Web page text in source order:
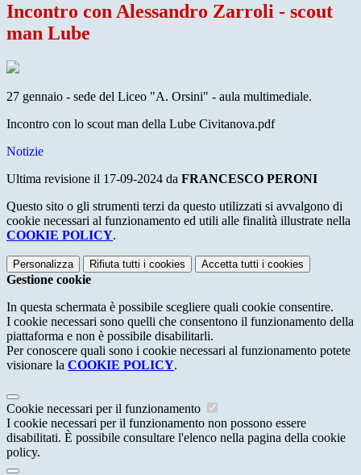
Incontro con Alessandro Zarroli - scout
man Lube
27 gennaio - sede del Liceo "A. Orsini" - aula multimediale.
Incontro con lo scout man della Lube Civitanova.pdf
Notizie
Ultima revisione il 17-09-2024 da FRANCESCO PERONI
Questo sito o gli strumenti terzi da questo utilizzati si avvalgono di
cookie necessari al funzionamento ed utili alle finalità illustrate nella
COOKIE POLICY.
Personalizza Rifiuta tutti i cookies Accetta tutti i cookies
Gestione cookie
In questa schermata è possibile scegliere quali cookie consentire.
I cookie necessari sono quelli che consentono il funzionamento della
piattaforma e non è possibile disabilitarli.
Per conoscere quali sono i cookie necessari al funzionamento potete
visionare la COOKIE POLICY.
Cookie necessari per il funzionamento
I cookie necessari per il funzionamento non possono essere
disabilitati. È possibile consultare l'elenco nella pagina della cookie
policy.